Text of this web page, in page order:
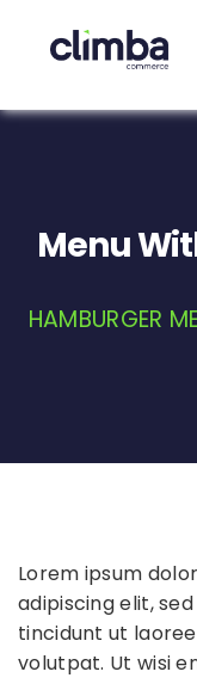
Menu
HAMBURGER
Lorem ipsum
adipiscing elit,
tincidunt ut
volutpat. Ut wisi